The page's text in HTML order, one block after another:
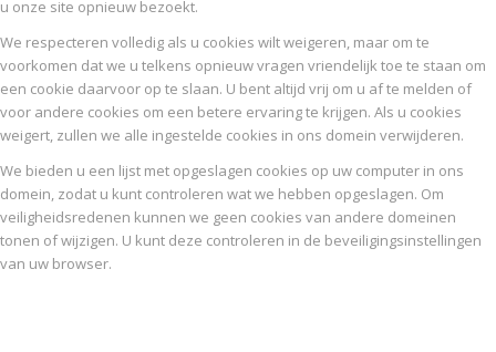
u onze site opnieuw bezoekt.
We respecteren volledig als u cookies wilt weigeren, maar om te
voorkomen dat we u telkens opnieuw vragen vriendelijk toe te staan om
een cookie daarvoor op te slaan. U bent altijd vrij om u af te melden of
voor andere cookies om een betere ervaring te krijgen. Als u cookies
weigert, zullen we alle ingestelde cookies in ons domein verwijderen.
We bieden u een lijst met opgeslagen cookies op uw computer in ons
domein, zodat u kunt controleren wat we hebben opgeslagen. Om
veiligheidsredenen kunnen we geen cookies van andere domeinen
tonen of wijzigen. U kunt deze controleren in de beveiligingsinstellingen
van uw browser.